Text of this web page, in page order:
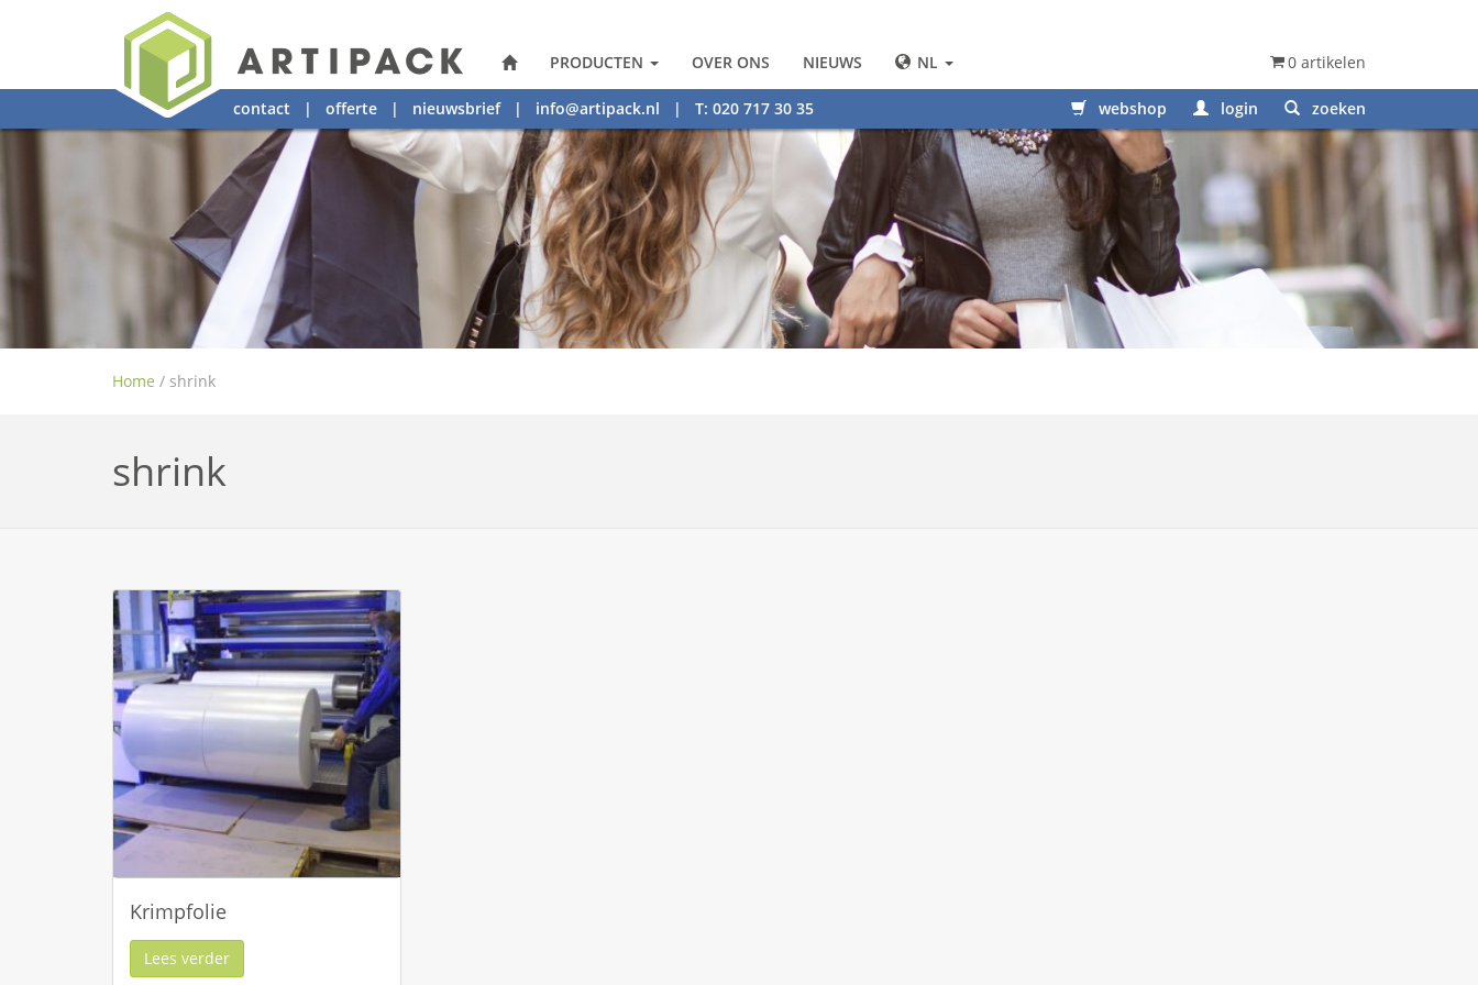
PRODUCTEN OVER ONS NIEUWS NL 0 artikelen
contact | offerte | nieuwsbrief| info@artipack.nl | T: 020 717 30 35 webshop login zoeken
Home / shrink
shrink
Krimpfolie
Lees verder